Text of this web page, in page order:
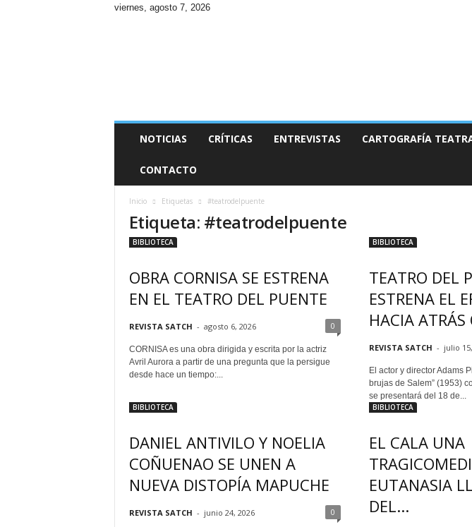
viernes, agosto 7, 2026
NOTICIAS CRÍTICAS ENTREVISTAS CARTOGRAFÍA
CONTACTO
Inicio Etiquetas #teatrodelpuente
Etiqueta: #teatrodelpuente
BIBLIOTECA
OBRA CORNISA SE ESTRENA
EN EL TEATRO DEL PUENTE
REVISTA SATCH - agosto 6, 2026 0
CORNISA es una obra dirigida y escrita por la actriz
Avril Aurora a partir de una pregunta que la persigue
desde hace un tiempo:...
BIBLIOTECA
TEATRO DEL
ESTRENA EL
HACIA ATRÁS
REVISTA SATCH - julio
El actor y director Adams
brujas de Salem” (1953)
se presentará del 18 de...
BIBLIOTECA
DANIEL ANTIVILO Y NOELIA
COÑUENAO SE UNEN A
NUEVA DISTOPÍA MAPUCHE
REVISTA SATCH - junio 24, 2026 0
BIBLIOTECA
EL CALA UNA
EUTANASIA
DEL...